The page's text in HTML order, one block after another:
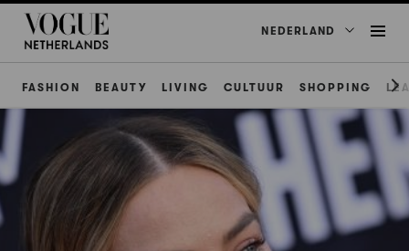
NEDERLAND
FASHION BEAUTY LIVING CULTUUR SHOPPING